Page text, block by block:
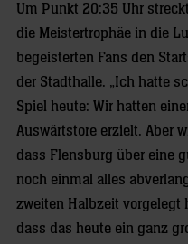
Um Punkt 20:35 Uhr
die Meistertrophäe in die
begeisterten Fans den
der Stadthalle. „Ich hatte
Spiel heute: Wir hatten
Auswärtstore erzielt. Aber
dass Flensburg über eine
noch einmal alles
zweiten Halbzeit vorgelegt
dass das heute ein ganz